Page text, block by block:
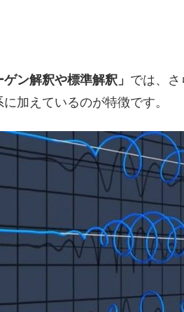
ゲン解釈や標準解釈」 では、さ
加えているのが特徴です。